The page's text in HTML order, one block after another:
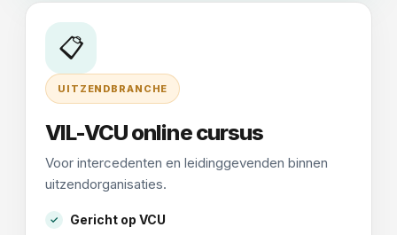
📋
UITZENDBRANCHE
VIL-VCU online cursus
Voor intercedenten en leidinggevenden binnen
uitzendorganisaties.
Gericht op VCU